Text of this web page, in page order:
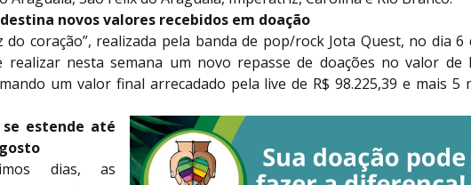
novos valores recebidos em doação
do coração”, realizada pela banda de pop/rock Jota Quest, no dia 6
realizar nesta semana um novo repasse de doações no valor de
um valor final arrecadado pela live de R$ 98.225,39 e mais 5
se estende até
dias, as